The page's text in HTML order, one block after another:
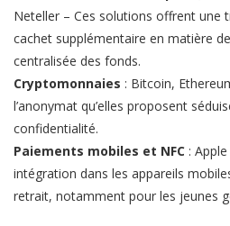
Neteller – Ces solutions offrent une
cachet supplémentaire en matière
centralisée des fonds.
Cryptomonnaies : Bitcoin,
l’anonymat qu’elles proposent
confidentialité.
Paiements mobiles et NFC :
intégration dans les appareils
retrait, notamment pour les jeunes